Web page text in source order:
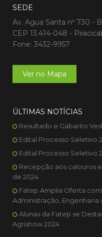
SEDE
Av. Agua Santa nº 730 -
CEP 13.414-048 -
Fone: 3432-9957
Ver no Mapa
ÚLTIMAS NOTÍCIAS
Resultado e Gabarito
Edital Processo Seletivo
Edital Processo Seletivo
Recepção aos calouros
de 2024
Fatep Amplia Oferta com
Administração, Engenharia
Alunas da Fatep se
Agrishow 2024